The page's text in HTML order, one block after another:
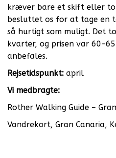
kræver bare et skift eller to
besluttet os for at tage en
så hurtigt som muligt. Det
kvarter, og prisen var 60-
anbefales.
Rejsetidspunkt: april
Vi medbragte:
Rother Walking Guide –
Vandrekort, Gran Canaria,